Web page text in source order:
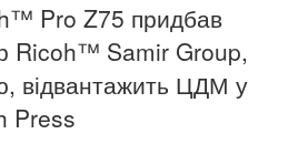
Pro Z75 придбав
Ricoh™ Samir Group,
відвантажить ЦДМ у
Press